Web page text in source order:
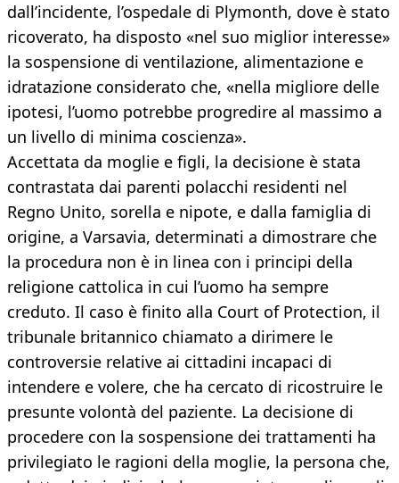
dall’incidente, l’ospedale di Plymonth, dove è stato
ricoverato, ha disposto «nel suo miglior interesse»
la sospensione di ventilazione, alimentazione e
idratazione considerato che, «nella migliore delle
ipotesi, l’uomo potrebbe progredire al massimo a
un livello di minima coscienza».
Accettata da moglie e figli, la decisione è stata
contrastata dai parenti polacchi residenti nel
Regno Unito, sorella e nipote, e dalla famiglia di
origine, a Varsavia, determinati a dimostrare che
la procedura non è in linea con i principi della
religione cattolica in cui l’uomo ha sempre
creduto. Il caso è finito alla Court of Protection, il
tribunale britannico chiamato a dirimere le
controversie relative ai cittadini incapaci di
intendere e volere, che ha cercato di ricostruire le
presunte volontà del paziente. La decisione di
procedere con la sospensione dei trattamenti ha
privilegiato le ragioni della moglie, la persona che,